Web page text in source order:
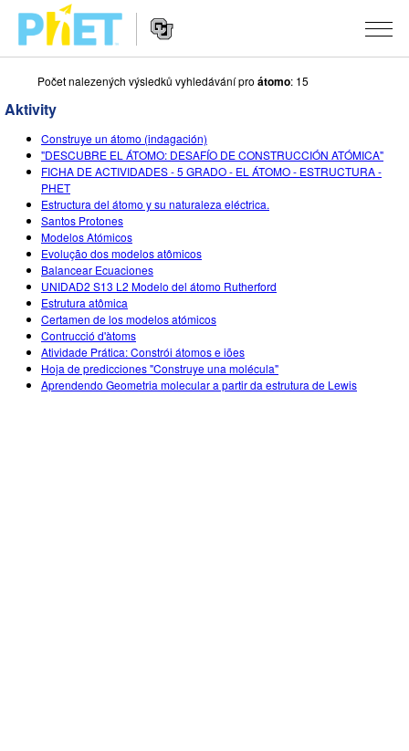
Vyhledávání
na
webu
PhET
Navigation
SIMULACE
Všechny simulace
Fyzika
Matematika
Chemie
Přírodověda
Biologie
Přeložené simulace
STUDIO
About Studio
Customizable Sims
Start a Free Trial
Purchase a License
VÝUKA
Procházet materiály
Sdílejte své aktivity
Activity Contribution Guidelines
Virtuální dílny
Professional Learning with PhET
VÝZKUM
INICIATIVY
Inkluzivní design
PhET Global
Data Fluency
PŘIHLÁSIT SE / REGISTROVAT
PŘIHLÁSIT SE / REGISTROVAT
Počet nalezených výsledků vyhledávání pro átomo: 15
Aktivity
Construye un átomo (indagación)
"DESCUBRE EL ÁTOMO: DESAFÍO DE CONSTRUCCIÓN ATÓMICA"
FICHA DE ACTIVIDADES - 5 GRADO - EL ÁTOMO - ESTRUCTURA -
PHET
Estructura del átomo y su naturaleza eléctrica.
Santos Protones
Modelos Atómicos
Evolução dos modelos atômicos
Balancear Ecuaciones
UNIDAD2 S13 L2 Modelo del átomo Rutherford
Estrutura atômica
Certamen de los modelos atómicos
Contrucció d'àtoms
Atividade Prática: Constrói átomos e iões
Hoja de predicciones "Construye una molécula"
Aprendendo Geometria molecular a partir da estrutura de Lewis